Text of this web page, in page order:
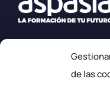
de las
+34 987 57 23